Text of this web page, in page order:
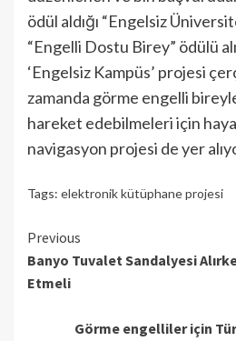
ödül aldığı “Engelsiz
“Engelli Dostu Birey” ödülü
‘Engelsiz Kampüs’ projesi
zamanda görme engelli
hareket edebilmeleri için
navigasyon projesi de yer
Tags: elektronik kütüphane projesi
Continue
Reading
Previous
Banyo Tuvalet Sandalyesi
Etmeli
Görme engelliler için